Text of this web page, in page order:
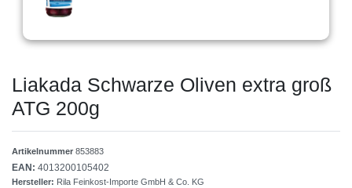
Liakada Schwarze Oliven extra groß
ATG 200g
Artikelnummer 853883
EAN: 4013200105402
Hersteller: Rila Feinkost-Importe GmbH & Co. KG